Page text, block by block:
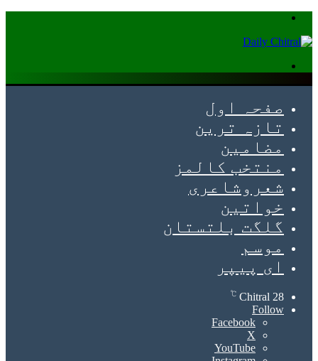
صفحہ اول
تازہ ترین
مضامین
منتخب کالمز
شعروشاعری
خواتین
گلگت بلتستان
موسم
ای پیپر
Chitral 28
℃
Follow
Facebook
X
YouTube